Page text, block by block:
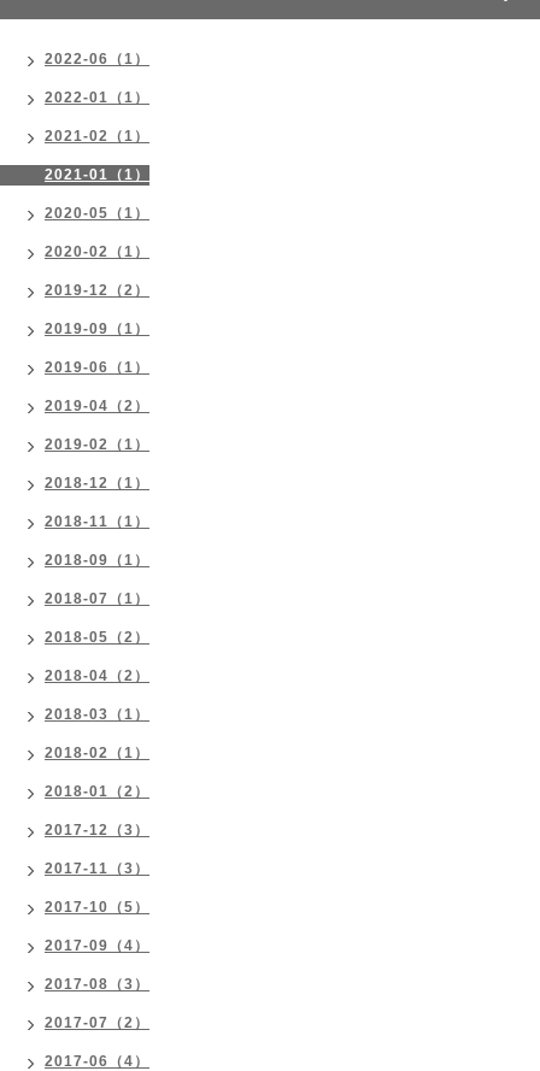
2022-06（1）
2022-01（1）
2021-02（1）
2021-01（1）
2020-05（1）
2020-02（1）
2019-12（2）
2019-09（1）
2019-06（1）
2019-04（2）
2019-02（1）
2018-12（1）
2018-11（1）
2018-09（1）
2018-07（1）
2018-05（2）
2018-04（2）
2018-03（1）
2018-02（1）
2018-01（2）
2017-12（3）
2017-11（3）
2017-10（5）
2017-09（4）
2017-08（3）
2017-07（2）
2017-06（4）